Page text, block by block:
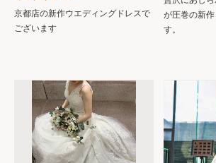
京都店の新作ウエディングドレスで
ございます
が圧巻の新
す。